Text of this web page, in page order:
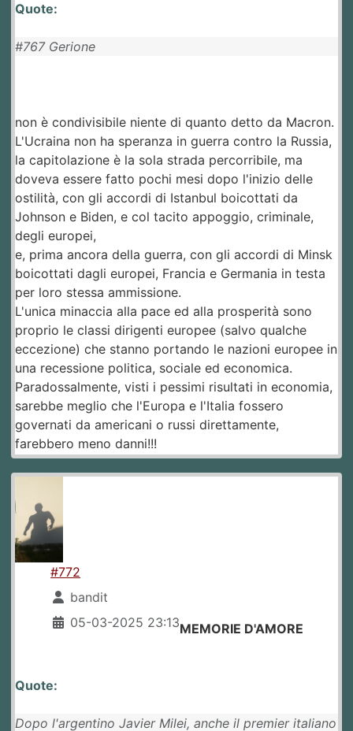
Quote:
#767 Gerione
non è condivisibile niente di quanto detto da Macron.
L'Ucraina non ha speranza in guerra contro la Russia,
la capitolazione è la sola strada percorribile, ma
doveva essere fatto pochi mesi dopo l'inizio delle
ostilità, con gli accordi di Istanbul boicottati da
Johnson e Biden, e col tacito appoggio, criminale,
degli europei,
e, prima ancora della guerra, con gli accordi di Minsk
boicottati dagli europei, Francia e Germania in testa
per loro stessa ammissione.
L'unica minaccia alla pace ed alla prosperità sono
proprio le classi dirigenti europee (salvo qualche
eccezione) che stanno portando le nazioni europee in
una recessione politica, sociale ed economica.
Paradossalmente, visti i pessimi risultati in economia,
sarebbe meglio che l'Europa e l'Italia fossero
governati da americani o russi direttamente,
farebbero meno danni!!!
#772
bandit
05-03-2025 23:13MEMORIE D'AMORE
Quote:
Dopo l'argentino Javier Milei, anche il premier italiano